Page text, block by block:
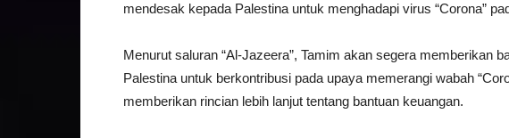
mendesak kepada Palestina untuk menghadapi virus “Corona”
Menurut saluran “Al-Jazeera”, Tamim akan segera memberikan
Palestina untuk berkontribusi pada upaya memerangi wabah
memberikan rincian lebih lanjut tentang bantuan keuangan.